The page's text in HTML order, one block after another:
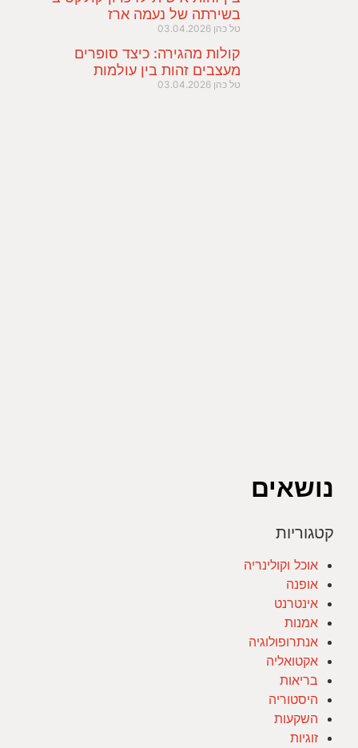
בשירתה של נעמה ארז
טל כהן 03.04.2026
קולות מהגירה: כיצד סופרים
מעצבים זהות בין עולמות
טל כהן 03.04.2026
נושאים
קטגוריות
אוכל וקולינריה
אופנה
אינטרנט
אמנות
אנתרופולוגיה
אקטואליה
בריאות
היסטוריה
השקעות
זוגיות